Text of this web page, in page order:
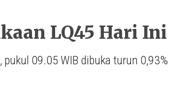
LQ45 Hari Ini
09.05 WIB dibuka turun 0,93%